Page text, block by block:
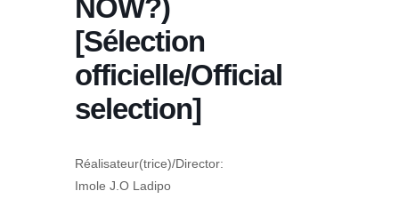
NOW?)
[Sélection
officielle/Official
selection]
Réalisateur(trice)/Director:
Imole J.O Ladipo